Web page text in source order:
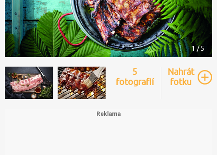
1 / 5
5
fotografií
Nahrát
fotku